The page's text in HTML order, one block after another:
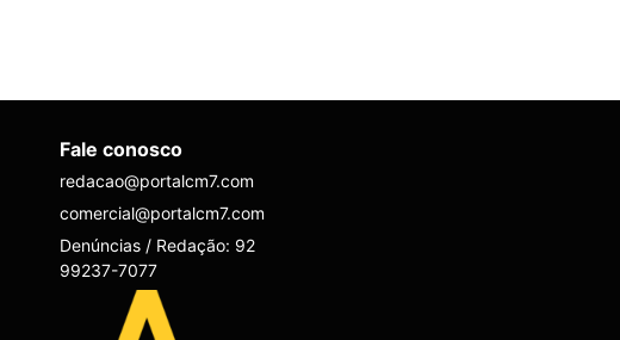
Fale conosco
redacao@portalcm7.com
comercial@portalcm7.com
Denúncias / Redação: 92
99237-7077